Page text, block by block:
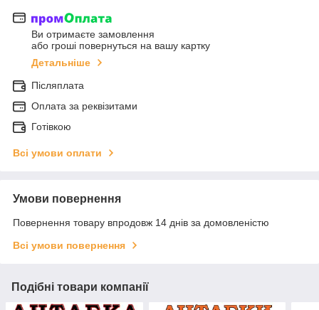
Ви отримаєте замовлення
або гроші повернуться на вашу картку
Детальніше
Післяплата
Оплата за реквізитами
Готівкою
Всі умови оплати
Умови повернення
Повернення товару впродовж 14 днів за домовленістю
Всі умови повернення
Подібні товари компанії